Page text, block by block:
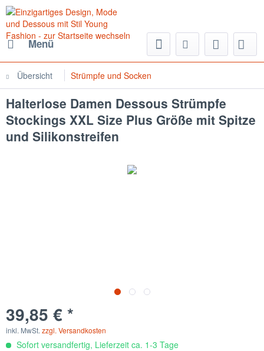
Menü
Übersicht Strümpfe und Socken
Halterlose Damen Dessous Strümpfe
Stockings XXL Size Plus Größe mit Spitze
und Silikonstreifen
39,85 € *
inkl. MwSt. zzgl. Versandkosten
Sofort versandfertig, Lieferzeit ca. 1-3 Tage